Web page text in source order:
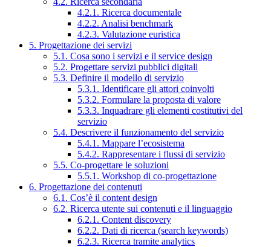
4.2.1. Ricerca documentale
4.2.2. Analisi benchmark
4.2.3. Valutazione euristica
5. Progettazione dei servizi
5.1. Cosa sono i servizi e il service design
5.2. Progettare servizi pubblici digitali
5.3. Definire il modello di servizio
5.3.1. Identificare gli attori coinvolti
5.3.2. Formulare la proposta di valore
5.3.3. Inquadrare gli elementi costitutivi del
servizio
5.4. Descrivere il funzionamento del servizio
5.4.1. Mappare l’ecosistema
5.4.2. Rappresentare i flussi di servizio
5.5. Co-progettare le soluzioni
5.5.1. Workshop di co-progettazione
6. Progettazione dei contenuti
6.1. Cos’è il content design
6.2. Ricerca utente sui contenuti e il linguaggio
6.2.1. Content discovery
6.2.2. Dati di ricerca (search keywords)
6.2.3. Ricerca tramite analytics